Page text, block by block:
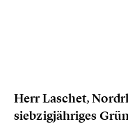
Herr Laschet,
siebzigjähriges